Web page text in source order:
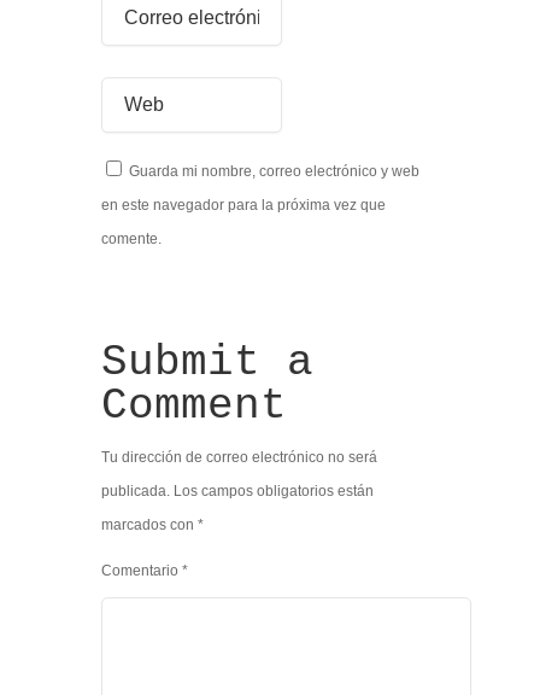
Guarda mi nombre, correo electrónico y web
en este navegador para la próxima vez que
comente.
Submit a
Comment
Tu dirección de correo electrónico no será
publicada. Los campos obligatorios están
marcados con *
Comentario *